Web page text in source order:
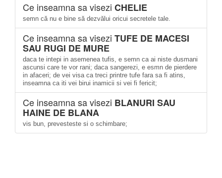
Ce inseamna sa visezi CHELIE
semn că nu e bine să dezvălui oricui secretele tale.
Ce inseamna sa visezi TUFE DE MACESI
SAU RUGI DE MURE
daca te intepi in asemenea tufis, e semn ca ai niste dusmani
ascunsi care te vor rani; daca sangerezi, e esmn de pierdere
in afaceri; de vei visa ca treci printre tufe fara sa fi atins,
inseamna ca iti vei birui inamicii si vei fi fericit;
Ce inseamna sa visezi BLANURI SAU
HAINE DE BLANA
vis bun, prevesteste si o schimbare;